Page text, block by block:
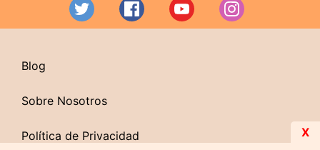
Blog
Sobre Nosotros
Política de Privacidad X